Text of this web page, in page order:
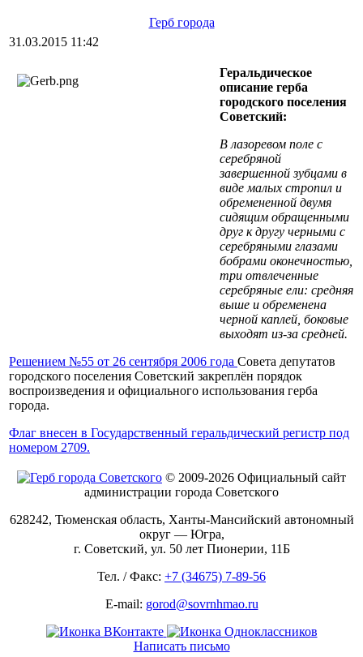
Герб города
31.03.2015 11:42
Геральдическое
описание герба
городского поселения
Советский:
В лазоревом поле с
серебряной
завершенной зубцами в
виде малых стропил и
обремененной двумя
сидящим обращенными
друг к другу черными с
серебряными глазами
бобрами оконечностью,
три отвлеченные
серебряные ели: средняя
выше и обременена
черной каплей, боковые
выходят из-за средней.
Решением №55 от 26 сентября 2006 года Совета депутатов
городского поселения Советский закреплён порядок
воспроизведения и официального использования герба
города.
Флаг внесен в Государственный геральдический регистр под
номером 2709.
© 2009-2026 Официальный сайт
администрации города Советского
628242, Тюменская область, Ханты-Мансийский автономный
округ — Югра,
г. Советский, ул. 50 лет Пионерии, 11Б
Тел. / Факс: +7 (34675) 7-89-56
E-mail: gorod@sovrnhmao.ru
Написать письмо